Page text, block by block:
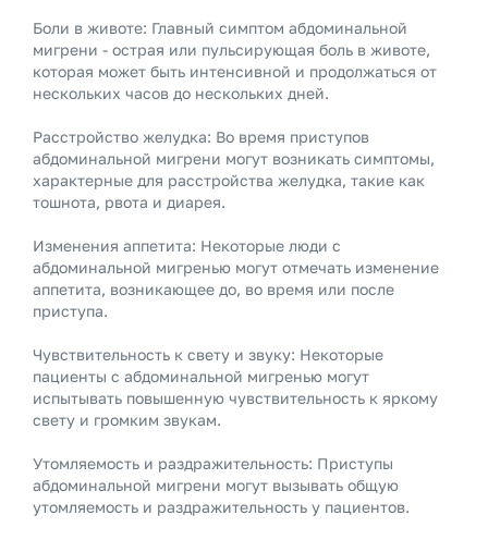
Боли в животе: Главный симптом абдоминальной
мигрени - острая или пульсирующая боль в животе,
которая может быть интенсивной и продолжаться от
нескольких часов до нескольких дней.
Расстройство желудка: Во время приступов
абдоминальной мигрени могут возникать симптомы,
характерные для расстройства желудка, такие как
тошнота, рвота и диарея.
Изменения аппетита: Некоторые люди с
абдоминальной мигренью могут отмечать изменение
аппетита, возникающее до, во время или после
приступа.
Чувствительность к свету и звуку: Некоторые
пациенты с абдоминальной мигренью могут
испытывать повышенную чувствительность к яркому
свету и громким звукам.
Утомляемость и раздражительность: Приступы
абдоминальной мигрени могут вызывать общую
утомляемость и раздражительность у пациентов.